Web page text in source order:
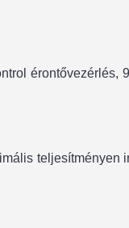
érontővezérlés,
teljesítményen